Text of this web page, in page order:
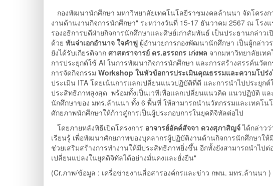
กองพัฒนานักศึกษา มหาวิทยาลัยเทคโนโลยีราชมงคลล้านนา จัดโครง
งานด้านงานกิจการนักศึกษา" ระหว่างวันที่ 15-17 ธันวาคม 2567 ณ โรง
รองอธิการบดีฝ่ายกิจการนักศึกษาและศิษย์เก่าสัมพันธ์ เป็นประธานกล่าว
ด้วย พันจ่าเอกอำนาจ ใจคำฟู ผู้อำนวยการกองพัฒนานักศึกษา เป็นผู้กล่าว
ยังได้รับเกียรติจาก ศาสตราจารย์ ดร.อรรถกร เก่งพล จากมหาวิทยาลัยเท
การประยุกต์ใช้ AI ในการพัฒนากิจการนักศึกษา และการสร้างสรรค์นวั
การจัดกิจกรรม Workshop ในหัวข้อการประเมินคุณธรรมและความโปร่ง
ประเมิน ITA โดยเน้นการแลกเปลี่ยนแนวปฏิบัติที่ดี และการนำไปประยุ
ประสิทธิภาพสูงสุด พร้อมทั้งเป็นเวทีเพื่อแลกเปลี่ยนแนวคิด แนวปฏิบัติ แ
นักศึกษาของ มทร.ล้านนา ทั้ง 6 พื้นที่ ให้สามารถนำนวัตกรรมและเทคโ
ศักยภาพนักศึกษาให้ก้าวสู่การเป็นผู้ประกอบการในยุคดิจิทัลต่อไป
โดยภายหลังพิธีเปิดโครงการ อาจารย์อัคค์สัจจา ดวงสุภาสิญจ์ได้กล่าว
เรียนรู้ เพื่อพัฒนาศักยภาพของบุคลากรผู้ปฏิบัติงานด้านกิจการนักศึกษาใ
ช่วยเสริมสร้างการทำงานให้มีประสิทธิภาพยิ่งขึ้น อีกทั้งยังสามารถนำไ
เปลี่ยนแปลงในยุคดิจิทัลได้อย่างมั่นคงและยั่งยืน"
(Cr.ภาพ/ข้อมูล : เครื่อข่ายงานสื่อสารองค์กรและข่าว กพน. มทร.ล้านนา )